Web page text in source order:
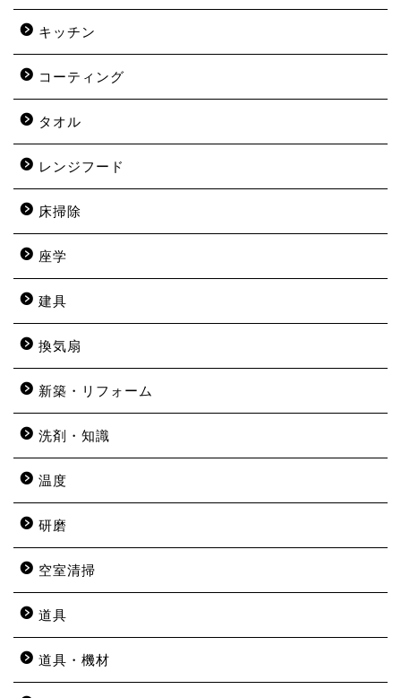
キッチン
コーティング
タオル
レンジフード
床掃除
座学
建具
換気扇
新築・リフォーム
洗剤・知識
温度
研磨
空室清掃
道具
道具・機材